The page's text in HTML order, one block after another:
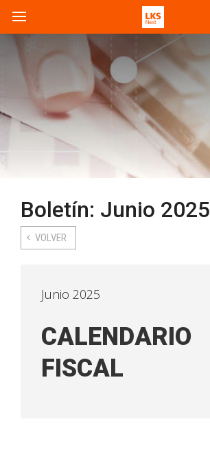
Boletín: Junio 2025
VOLVER
Junio 2025
CALENDARIO
FISCAL